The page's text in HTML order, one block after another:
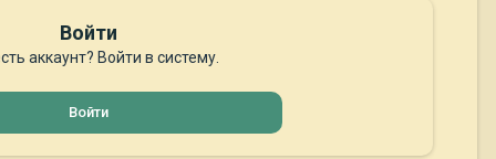
Войти
аккаунт? Войти в систему.
Войти